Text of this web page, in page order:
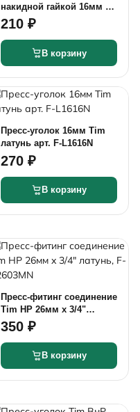
накидной гайкой 16мм х
1/2" под конус
210 ₽
В корзину
Пресс-уголок 16мм Tim
латунь арт. F-L1616N
270 ₽
В корзину
Пресс-фитинг соединение
Tim НР 26мм x 3/4"
латунь, F-S2603MN
350 ₽
В корзину